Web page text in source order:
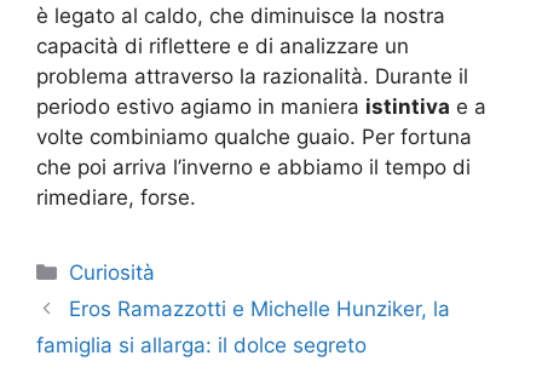
è legato al caldo, che diminuisce la nostra
capacità di riflettere e di analizzare un
problema attraverso la razionalità. Durante il
periodo estivo agiamo in maniera istintiva e a
volte combiniamo qualche guaio. Per fortuna
che poi arriva l’inverno e abbiamo il tempo di
rimediare, forse.
Categorie
Curiosità
Eros Ramazzotti e Michelle Hunziker, la
famiglia si allarga: il dolce segreto